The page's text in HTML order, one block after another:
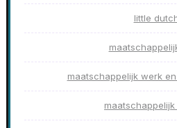
little
maatschappelijk werk